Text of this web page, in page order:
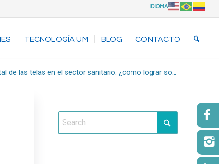
IDIOMA
TECNOLOGÍA UM BLOG CONTACTO
de las telas en el sector sanitario: ¿cómo lograr so...